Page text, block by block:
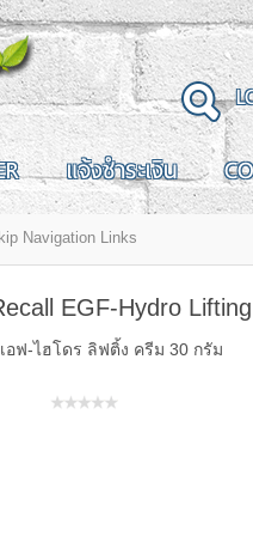
แจ้งชำระเงิน
EGF-Hydro
อฟ-ไฮโดร ลิฟติ้ง ครีม 30 กรัม